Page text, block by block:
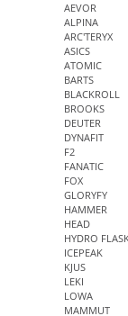
AEVOR
ALPINA
ARC'TERYX
ASICS
ATOMIC
BARTS
BLACKROLL
BROOKS
DEUTER
DYNAFIT
F2
FANATIC
FOX
GLORYFY
HAMMER
HEAD
HYDRO
ICEPEAK
KJUS
LEKI
LOWA
MAMMUT